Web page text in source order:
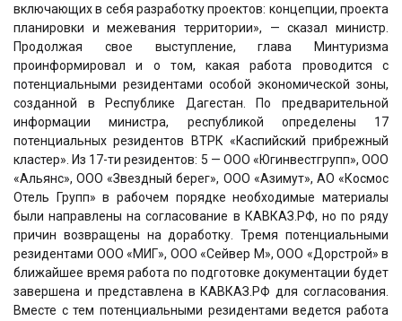
включающих в себя разработку проектов: концепции, проекта
планировки и межевания территории», — сказал министр.
Продолжая свое выступление, глава Минтуризма
проинформировал и о том, какая работа проводится с
потенциальными резидентами особой экономической зоны,
созданной в Республике Дагестан. По предварительной
информации министра, республикой определены 17
потенциальных резидентов ВТРК «Каспийский прибрежный
кластер». Из 17-ти резидентов: 5 — ООО «Югинвестгрупп», ООО
«Альянс», ООО «Звездный берег», ООО «Азимут», АО «Космос
Отель Групп» в рабочем порядке необходимые материалы
были направлены на согласование в КАВКАЗ.РФ, но по ряду
причин возвращены на доработку. Тремя потенциальными
резидентами ООО «МИГ», ООО «Сейвер М», ООО «Дорстрой» в
ближайшее время работа по подготовке документации будет
завершена и представлена в КАВКАЗ.РФ для согласования.
Вместе с тем потенциальными резидентами ведется работа